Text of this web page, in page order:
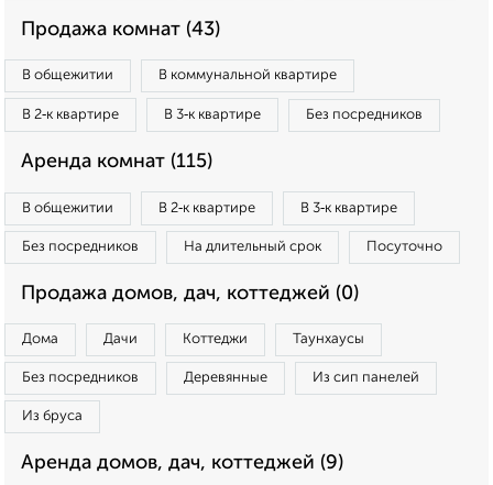
Продажа комнат (43)
В общежитии В коммунальной квартире
В 2‑к квартире В 3‑к квартире Без посредников
Аренда комнат (115)
В общежитии В 2‑к квартире В 3‑к квартире
Без посредников На длительный срок Посуточно
Продажа домов, дач, коттеджей (0)
Дома Дачи Коттеджи Таунхаусы
Без посредников Деревянные Из сип панелей
Из бруса
Аренда домов, дач, коттеджей (9)